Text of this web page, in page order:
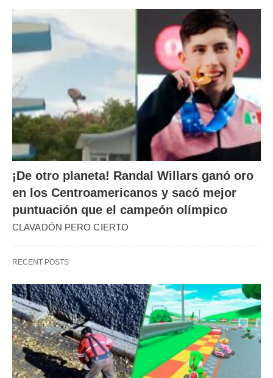
¡De otro planeta! Randal Willars ganó oro
en los Centroamericanos y sacó mejor
puntuación que el campeón olímpico
CLAVADÓN PERO CIERTO
RECENT POSTS